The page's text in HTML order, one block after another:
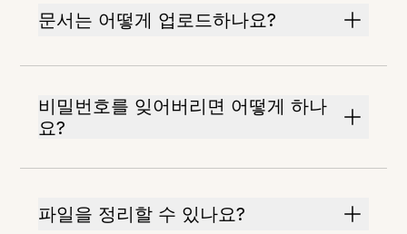
문서는 어떻게 업로드하나요?
비밀번호를 잊어버리면 어떻게 하나
요?
파일을 정리할 수 있나요?